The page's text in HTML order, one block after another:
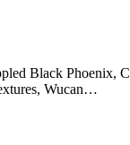
Black Phoenix,
Wucan…